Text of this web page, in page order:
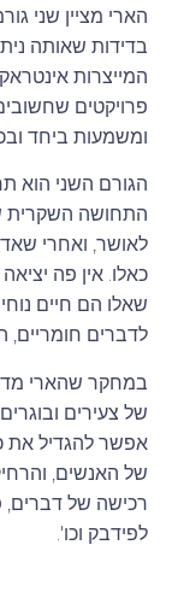
הארי מציין שני
בדידות שאותה
המייצרות
פרויקטים
ומשמעות ביחד
הגורם השני הוא
התחושה
לאושר, ואחרי
כאלו. אין פה
שאלו הם חיים
לדברים חומריים,
במחקר שהארי
של צעירים
אפשר להגדיל את
של האנשים,
רכישה של
לפידבק וכו'.